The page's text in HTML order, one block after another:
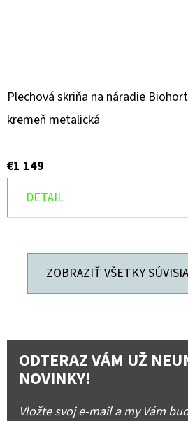
Plechová skriňa na náradie
kremeň metalická
€1 149
DETAIL
ZOBRAZIŤ VŠETKY
ODTERAZ VÁM UŽ
NOVINKY!
Vložte svoj e-mail a my Vám